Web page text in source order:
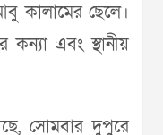
কালামের ছেলে।
এবং স্থানীয়
সোমবার দুপুরে